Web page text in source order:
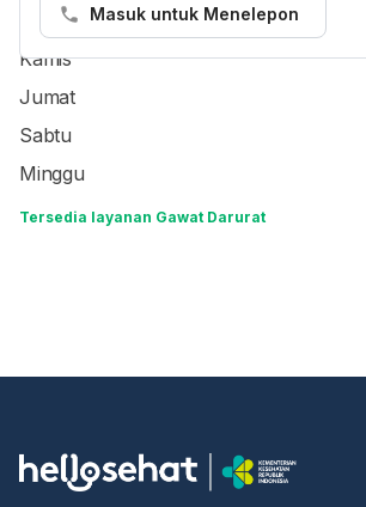
Masuk untuk Menelepon
Rabu
Kamis
Jumat
Sabtu
Minggu
Tersedia layanan Gawat Darurat